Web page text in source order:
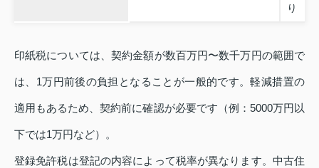
り
印紙税については、契約金額が数百万円〜数千万円の範囲で
は、1万円前後の負担となることが一般的です。軽減措置の
適用もあるため、契約前に確認が必要です（例：5000万円以
下では1万円など）。
登録免許税は登記の内容によって税率が異なります。中古住